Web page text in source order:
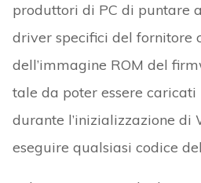
produttori di PC di puntare
driver specifici del fornitore
dell’immagine ROM del
tale da poter essere
durante l’inizializzazione di
eseguire qualsiasi codice